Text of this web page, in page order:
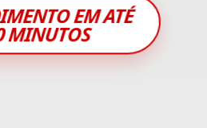
EM ATÉ
MINUTOS